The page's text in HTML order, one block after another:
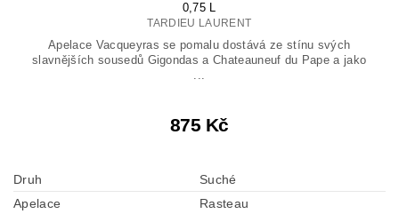
0,75 L
TARDIEU LAURENT
Apelace Vacqueyras se pomalu dostává ze stínu svých
slavnějších sousedů Gigondas a Chateauneuf du Pape a jako
...
875 Kč
Druh
Suché
Apelace
Rasteau